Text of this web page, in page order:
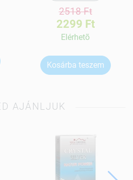
2518 Ft
2299 Ft
Elérhetõ
Kosárba teszem
AJÁNLJUK